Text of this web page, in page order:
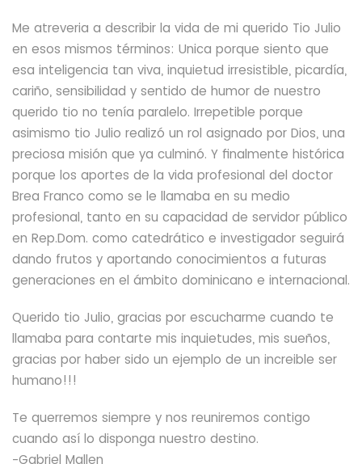
Me atreveria a describir la vida de mi querido Tio Julio
en esos mismos términos: Unica porque siento que
esa inteligencia tan viva, inquietud irresistible, picardía,
cariño, sensibilidad y sentido de humor de nuestro
querido tio no tenía paralelo. Irrepetible porque
asimismo tio Julio realizó un rol asignado por Dios, una
preciosa misión que ya culminó. Y finalmente histórica
porque los aportes de la vida profesional del doctor
Brea Franco como se le llamaba en su medio
profesional, tanto en su capacidad de servidor público
en Rep.Dom. como catedrático e investigador seguirá
dando frutos y aportando conocimientos a futuras
generaciones en el ámbito dominicano e internacional.
Querido tio Julio, gracias por escucharme cuando te
llamaba para contarte mis inquietudes, mis sueños,
gracias por haber sido un ejemplo de un increible ser
humano!!!
Te querremos siempre y nos reuniremos contigo
cuando así lo disponga nuestro destino.
-Gabriel Mallen